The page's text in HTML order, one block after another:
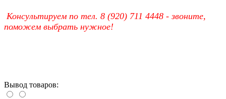
Консультируем по тел. 8 (920) 711 4448 - звоните,
поможем выбрать нужное!
Вывод товаров: